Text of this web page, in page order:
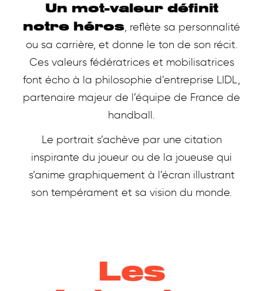
Un mot-valeur définit
notre héros, reflète sa personnalité
ou sa carrière, et donne le ton de son récit.
Ces valeurs fédératrices et mobilisatrices
font écho à la philosophie d’entreprise LIDL,
partenaire majeur de l’équipe de France de
handball.
Le portrait s’achève par une citation
inspirante du joueur ou de la joueuse qui
s’anime graphiquement à l’écran illustrant
son tempérament et sa vision du monde.
Les